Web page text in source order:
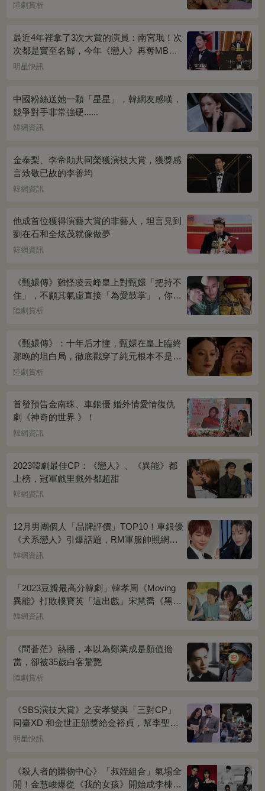
陸劇賞析
最近4年裡拿了3次大賞的演員：南宮珉！次
次都是實至名歸，今年《戀人》再奪MBC
演技大賞
明星快訊
中國粉絲送她一顆「星星」，韓網友感嘆，
競爭對手非常強硬......
韓網資訊
金泰梨、李帝勛共同榮獲演技大賞，獲獎感
言致敬已故的李善均
韓網資訊
他成首位獲得演藝大賞的非藝人，坦言見到
劉在石和全炫茂就像做夢
韓網資訊
《甄嬛傳》難怪凌云峰皇上對甄嬛「把持不
住」，不顧其氣虛直接「為愛鼓掌」，你看
桌上放的啥？簡直一目了然
陸劇賞析
《甄嬛傳》：十年后才懂，甄嬛在皇上臨終
那晚的坦白局，徹底戳穿了純元根本不是被
宜修害死的真相！
陸劇賞析
首發預告金南珠、車銀優 婚外情愛情復仇
劇《神奇的世界 》！
韓網資訊
2023韓劇最佳CP：《戀人》、《異能》都
上榜，冠軍戲里戲外都超甜
韓網資訊
12月男團個人「品牌評價」TOP10！車銀優
《犬系戀人》引爆話題，RM軍服帥照網瘋
傳
韓網資訊
「2023豆瓣最高分韓劇」韓孝周《Moving
異能》打敗樸寶英「這出戲」宋慧喬《黑暗
榮耀》奪冠
韓網資訊
《問蒼茫》熱播，本以為鄭業成是顏值擔
當，卻被35歲白客驚艷
陸劇賞析
《SBS演技大賞》之安孝燮與「三對CP」
同臺XD 和金世正頒獎給金裕貞，幫李聖經
披外套超甜~
明星快訊
《殺人者的購物中心》「叔姪組合」氣場全
開！金慧峻爆從《我的女孩》開始成李棟旭